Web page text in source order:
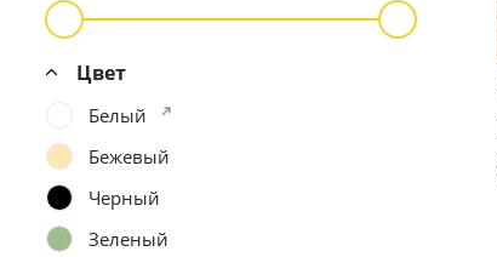
Цвет
Белый
Бежевый
Черный
Зеленый